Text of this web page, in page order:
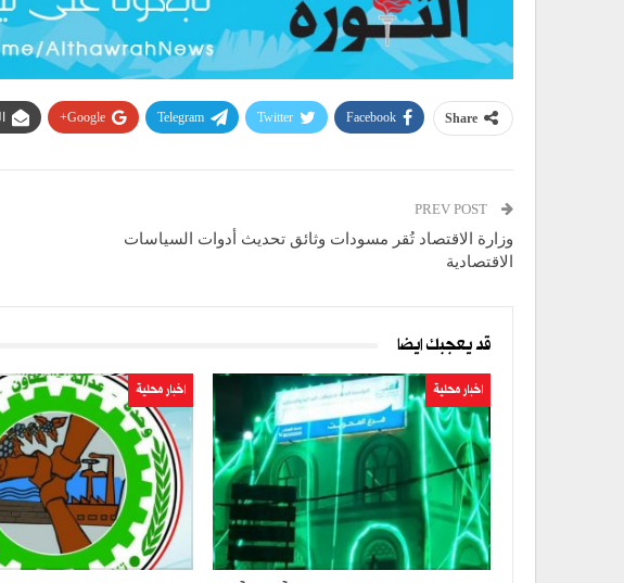
Share
Facebook
Twitter
Telegram
Google+
وزارة الاقتصاد تُقر مسودات وثائق تحديث أدوات السياسات
الاقتصادية
قد يعجبك ايضا
اخبار محلية اخبار محلية